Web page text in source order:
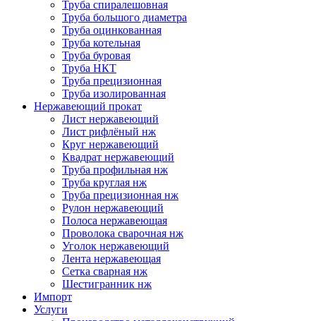
Труба спиралешовная
Труба большого диаметра
Труба оцинкованная
Труба котельная
Труба буровая
Труба НКТ
Труба прецизионная
Труба изолированная
Нержавеющий прокат
Лист нержавеющий
Лист рифлёный нж
Круг нержавеющий
Квадрат нержавеющий
Труба профильная нж
Труба круглая нж
Труба прецизионная нж
Рулон нержавеющий
Полоса нержавеющая
Проволока сварочная нж
Уголок нержавеющий
Лента нержавеющая
Сетка сварная нж
Шестигранник нж
Импорт
Услуги